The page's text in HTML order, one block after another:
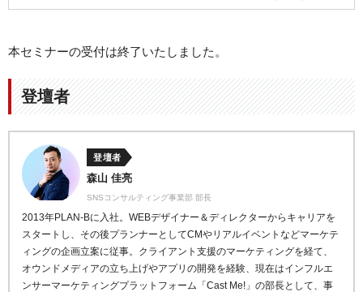
本セミナーの受付は終了いたしました。
登壇者
登壇者
森山 佳亮
SNSコンサルティング事業部 部長
2013年PLAN-Bに入社。 WEBデザイナー＆ディレクターからキャリアを
スタート し、その後プランナーとしてCMやリアルイベントなどマーケテ
ィングの企画立案に従事。 クライアント支援のマーケティングを経て、
オウンドメディアの立ち上げやアプリの開発を経験、現在はインフルエ
ンサーマーケティングプラットフォーム「Cast Me! 」の部長として、事